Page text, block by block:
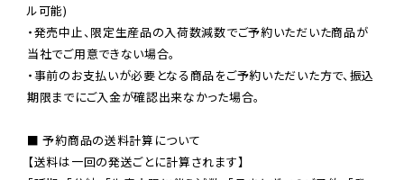
ル可能)
・発売中止、限定生産品の入荷数減数でご予約いただいた商品が
当社でご用意できない場合。
・事前のお支払いが必要となる商品をご予約いただいた方で、振込
期限までにご入金が確認出来なかった場合。
■ 予約商品の送料計算について
【送料は一回の発送ごとに計算されます】